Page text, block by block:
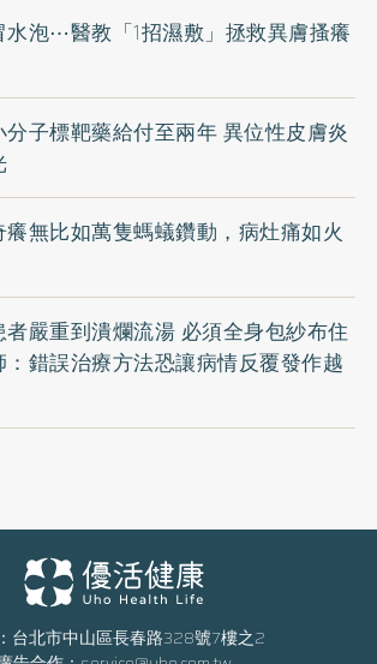
泡⋯醫教「1招濕敷」拯救異膚搔癢
子標靶藥給付至兩年 異位性皮膚炎
無比如萬隻螞蟻鑽動，病灶痛如火
嚴重到潰爛流湯 必須全身包紗布住
錯誤治療方法恐讓病情反覆發作越
台北市中山區長春路328號7樓之2